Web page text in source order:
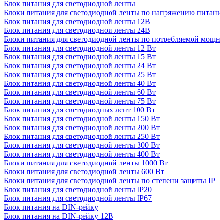
Блок питания для светодиодной ленты
Блоки питания для светодиодной ленты по напряжению
Блок питания для светодиодной ленты 12В
Блок питания для светодиодной ленты 24В
Блоки питания для светодиодной ленты по потребляемой
Блок питания для светодиодной ленты 12 Вт
Блок питания для светодиодной ленты 15 Вт
Блок питания для светодиодной ленты 24 Вт
Блок питания для светодиодной ленты 25 Вт
Блок питания для светодиодной ленты 40 Вт
Блок питания для светодиодной ленты 60 Вт
Блок питания для светодиодной ленты 75 Вт
Блок питания для светодиодных лент 100 Вт
Блок питания для светодиодной ленты 150 Вт
Блок питания для светодиодной ленты 200 Вт
Блок питания для светодиодной ленты 250 Вт
Блок питания для светодиодной ленты 300 Вт
Блок питания для светодиодной ленты 400 Вт
Блоки питания для светодиодной ленты 1000 Вт
Блоки питания для светодиодной ленты 600 Вт
Блоки питания для светодиодной ленты по степени защиты IP
Блок питания для светодиодной ленты IP20
Блок питания для светодиодной ленты IP67
Блок питания на DIN-рейку
Блок питания на DIN-рейку 12В